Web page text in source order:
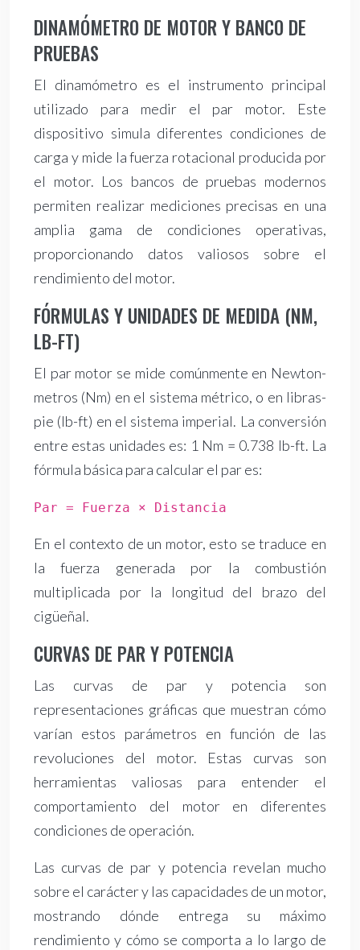
DINAMÓMETRO DE MOTOR Y BANCO DE
PRUEBAS
El dinamómetro es el instrumento principal
utilizado para medir el par motor. Este
dispositivo simula diferentes condiciones de
carga y mide la fuerza rotacional producida por
el motor. Los bancos de pruebas modernos
permiten realizar mediciones precisas en una
amplia gama de condiciones operativas,
proporcionando datos valiosos sobre el
rendimiento del motor.
FÓRMULAS Y UNIDADES DE MEDIDA (NM,
LB-FT)
El par motor se mide comúnmente en Newton-
metros (Nm) en el sistema métrico, o en libras-
pie (lb-ft) en el sistema imperial. La conversión
entre estas unidades es: 1 Nm = 0.738 lb-ft. La
fórmula básica para calcular el par es:
Par = Fuerza × Distancia
En el contexto de un motor, esto se traduce en
la fuerza generada por la combustión
multiplicada por la longitud del brazo del
cigüeñal.
CURVAS DE PAR Y POTENCIA
Las curvas de par y potencia son
representaciones gráficas que muestran cómo
varían estos parámetros en función de las
revoluciones del motor. Estas curvas son
herramientas valiosas para entender el
comportamiento del motor en diferentes
condiciones de operación.
Las curvas de par y potencia revelan mucho
sobre el carácter y las capacidades de un motor,
mostrando dónde entrega su máximo
rendimiento y cómo se comporta a lo largo de